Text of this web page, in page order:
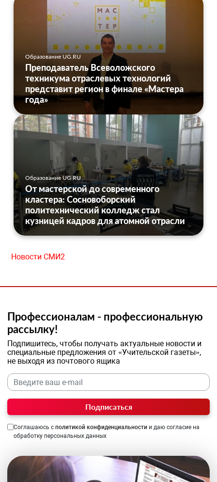
Образование UG.RU
Преподаватель Всеволожского
техникума отраслевых технологий
представит регион в финале «Мастера
года»
Образование UG.RU
От мастерской до современного
кластера: Сосновоборский
политехнический колледж стал
кузницей кадров для атомной отрасли
Новости СМИ2
Профессионалам - профессиональную
рассылку!
Подпишитесь, чтобы получать актуальные новости и
специальные предложения от «Учительской газеты»,
не выходя из почтового ящика
Подписаться
Соглашаюсь с политикой конфиденциальности и даю согласие на
обработку персональных данных